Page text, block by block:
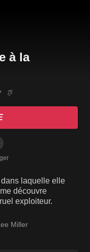
laquelle elle
découvre
exploiteur.
Miller